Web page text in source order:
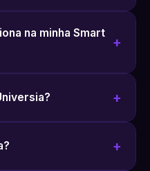
na minha Smart